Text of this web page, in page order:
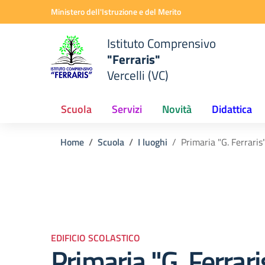
Vai ai contenuti
Vai al menu di navigazioneMinistero dell'Istruzione e del Merito
Istituto Comprensivo
"Ferraris"
Vercelli (VC)
Scuola Servizi Novità Didattica
Home Scuola I luoghi Primaria "G.
EDIFICIO SCOLASTICO